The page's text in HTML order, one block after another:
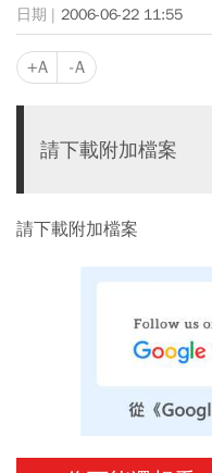
2006-06-22 11:55
+A -A
請下載附加檔案
請下載附加檔案